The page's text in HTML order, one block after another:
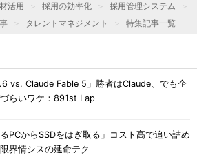
活用 採用の効率化 採用管理システム
タレントマネジメント 特集記事一覧
vs. Claude Fable 5」勝者はClaude、でも企
らいワケ：891st Lap
るPCからSSDをはぎ取る」コスト高で追い詰め
界情シスの延命テク